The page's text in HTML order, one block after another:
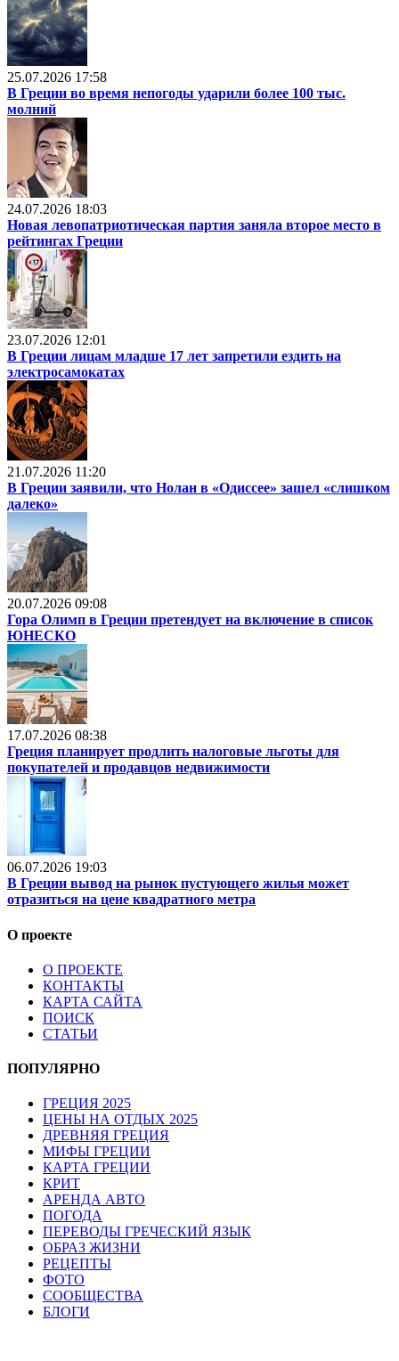
25.07.2026 17:58
В Греции во время непогоды ударили более 100 тыс.
молний
24.07.2026 18:03
Новая левопатриотическая партия заняла второе место в
рейтингах Греции
23.07.2026 12:01
В Греции лицам младше 17 лет запретили ездить на
электросамокатах
21.07.2026 11:20
В Греции заявили, что Нолан в «Одиссее» зашел «слишком
далеко»
20.07.2026 09:08
Гора Олимп в Греции претендует на включение в список
ЮНЕСКО
17.07.2026 08:38
Греция планирует продлить налоговые льготы для
покупателей и продавцов недвижимости
06.07.2026 19:03
В Греции вывод на рынок пустующего жилья может
отразиться на цене квадратного метра
О проекте
О ПРОЕКТЕ
КОНТАКТЫ
КАРТА САЙТА
ПОИСК
СТАТЬИ
ПОПУЛЯРНО
ГРЕЦИЯ 2025
ЦЕНЫ НА ОТДЫХ 2025
ДРЕВНЯЯ ГРЕЦИЯ
МИФЫ ГРЕЦИИ
КАРТА ГРЕЦИИ
КРИТ
АРЕНДА АВТО
ПОГОДА
ПЕРЕВОДЫ ГРЕЧЕСКИЙ ЯЗЫК
ОБРАЗ ЖИЗНИ
РЕЦЕПТЫ
ФОТО
СООБЩЕСТВА
БЛОГИ